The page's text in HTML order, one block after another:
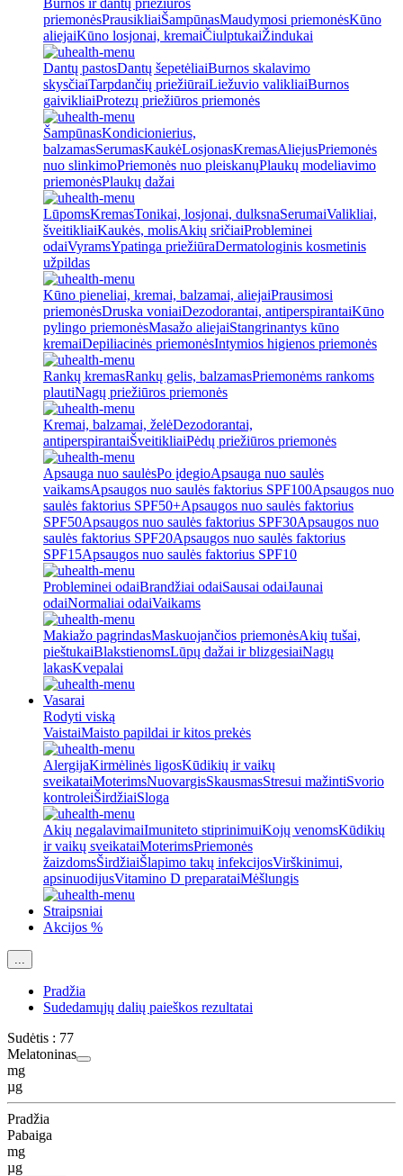
Burnos ir dantų priežiūros
priemonėsPrausikliaiŠampūnasMaudymosi priemonėsKūno
aliejaiKūno losjonai, kremaiČiulptukaiŽindukai
Dantų pastosDantų šepetėliaiBurnos skalavimo
skysčiaiTarpdančių priežiūraiLiežuvio valikliaiBurnos
gaivikliaiProtezų priežiūros priemonės
ŠampūnasKondicionierius,
balzamasSerumasKaukėLosjonasKremasAliejusPriemonės
nuo slinkimoPriemonės nuo pleiskanųPlaukų modeliavimo
priemonėsPlaukų dažai
LūpomsKremasTonikai, losjonai, dulksnaSerumaiValikliai,
šveitikliaiKaukės, molisAkių sričiaiProbleminei
odaiVyramsYpatinga priežiūraDermatologinis kosmetinis
užpildas
Kūno pieneliai, kremai, balzamai, aliejaiPrausimosi
priemonėsDruska voniaiDezodorantai, antiperspirantaiKūno
pylingo priemonėsMasažo aliejaiStangrinantys kūno
kremaiDepiliacinės priemonėsIntymios higienos priemonės
Rankų kremasRankų gelis, balzamasPriemonėms rankoms
plautiNagų priežiūros priemonės
Kremai, balzamai, želėDezodorantai,
antiperspirantaiŠveitikliaiPėdų priežiūros priemonės
Apsauga nuo saulėsPo įdegioApsauga nuo saulės
vaikamsApsaugos nuo saulės faktorius SPF100Apsaugos nuo
saulės faktorius SPF50+Apsaugos nuo saulės faktorius
SPF50Apsaugos nuo saulės faktorius SPF30Apsaugos nuo
saulės faktorius SPF20Apsaugos nuo saulės faktorius
SPF15Apsaugos nuo saulės faktorius SPF10
Probleminei odaiBrandžiai odaiSausai odaiJaunai
odaiNormaliai odaiVaikams
Makiažo pagrindasMaskuojančios priemonėsAkių tušai,
pieštukaiBlakstienomsLūpų dažai ir blizgesiaiNagų
lakasKvepalai
Vasarai
Rodyti viską
VaistaiMaisto papildai ir kitos prekės
AlergijaKirmėlinės ligosKūdikių ir vaikų
sveikataiMoterimsNuovargisSkausmasStresui mažintiSvorio
kontroleiŠirdžiaiSloga
Akių negalavimaiImuniteto stiprinimuiKojų venomsKūdikių
ir vaikų sveikataiMoterimsPriemonės
žaizdomsŠirdžiaiŠlapimo takų infekcijosVirškinimui,
apsinuodijusVitamino D preparataiMėšlungis
Straipsniai
Akcijos %
...
Pradžia
Sudedamųjų dalių paieškos rezultatai
Sudėtis : 77
Melatoninas
mg
µg
Pradžia
Pabaiga
mg
µg